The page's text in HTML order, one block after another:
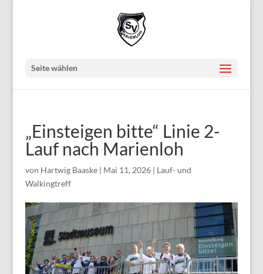
Seite wählen
„Einsteigen bitte“ Linie 2-
Lauf nach Marienloh
von Hartwig Baaske| Mai 11, 2026| Lauf- und
Walkingtreff